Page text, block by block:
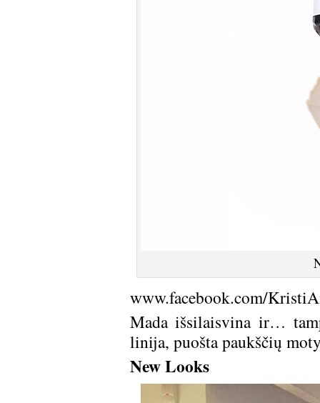
www.facebook.com/
Mada išsilaisvina ir…
linija, puošta paukščių
New Looks